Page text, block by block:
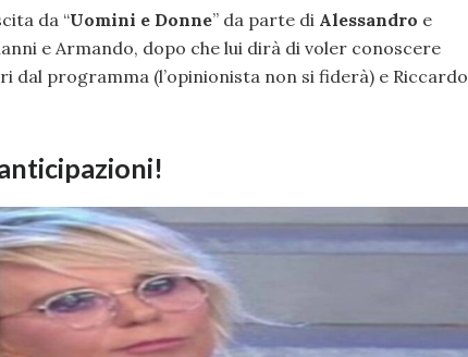
da “Uomini e Donne” da parte di Alessandro e
e Armando, dopo che lui dirà di voler conoscere
dal programma (l’opinionista non si fiderà) e Riccardo